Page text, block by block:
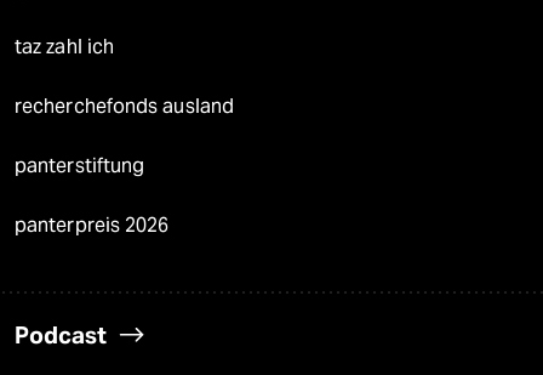
taz zahl ich
recherchefonds ausland
panterstiftung
panterpreis 2026
Podcast